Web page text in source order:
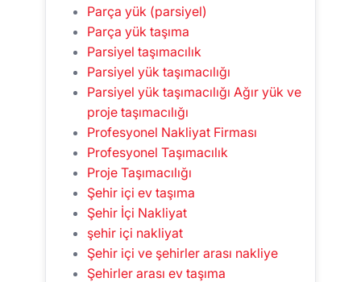
Parça yük (parsiyel)
Parça yük taşıma
Parsiyel taşımacılık
Parsiyel yük taşımacılığı
Parsiyel yük taşımacılığı Ağır yük ve
proje taşımacılığı
Profesyonel Nakliyat Firması
Profesyonel Taşımacılık
Proje Taşımacılığı
Şehir içi ev taşıma
Şehir İçi Nakliyat
şehir içi nakliyat
Şehir içi ve şehirler arası nakliye
Şehirler arası ev taşıma